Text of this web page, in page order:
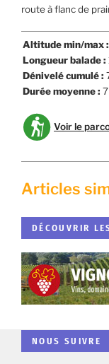
route à flanc de
Altitude min/max :
Longueur balade:
Dénivelé cumulé :
Durée moyenne :
Voir le
Articles
DÉCOUVRIR
NOUS SUIVRE